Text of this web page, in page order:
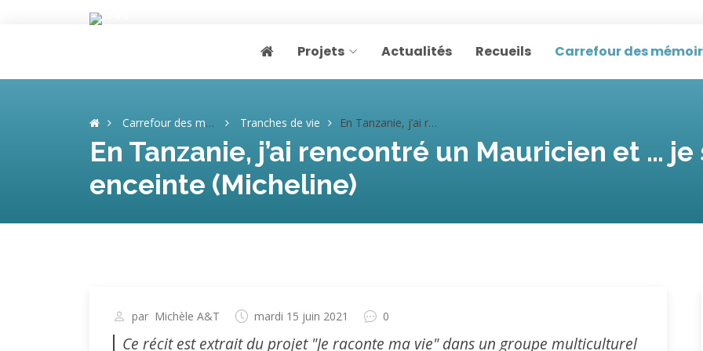
Page home
Projets Actualités Recueils Carrefour des
Carrefour des mémoires Tranches de vie En Tanzanie, j’ai rencontré un Mauricien et … je suis tombée enceinte (Micheline)
En Tanzanie, j’ai rencontré un Mauricien et …
enceinte (Micheline)
par Michèle A&T mardi 15 juin 2021 0
Ce récit est extrait du projet "Je raconte ma vie" dans un groupe multiculturel